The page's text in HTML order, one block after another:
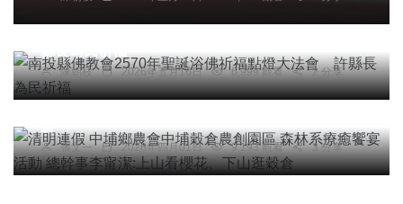
南投縣佛教會2570年聖誕浴佛祈福點燈大法會 許
陳朝枝 2026年五月16日 6,999 觀看 2 分享
清明連假 中埔鄉農會中埔穀倉農創園區 森林系療
癒饗宴活動 總幹事李甯潔:上山看櫻花、下山逛穀
張文一 2026年四月01日 9,193 觀看 3 分享